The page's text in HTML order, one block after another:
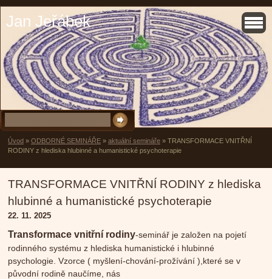
Jan Jeřábek
Úvod » ODBORNÉ SEMINÁŘE » aktuální semináře » TRANSFORMACE VNITŘNÍ
RODINY z hlediska hlubinné a humanistické psychoterapie
TRANSFORMACE VNITŘNÍ RODINY z hlediska
hlubinné a humanistické psychoterapie
22. 11. 2025
Transformace vnitřní rodiny-seminář je založen na pojetí
rodinného systému z hlediska humanistické i hlubinné
psychologie. Vzorce ( myšlení-chování-prožívání ),které se v
původní rodině naučíme, nás